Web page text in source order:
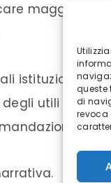
queste
di
revoca
maggiore
istituzionali
utili prima
degli